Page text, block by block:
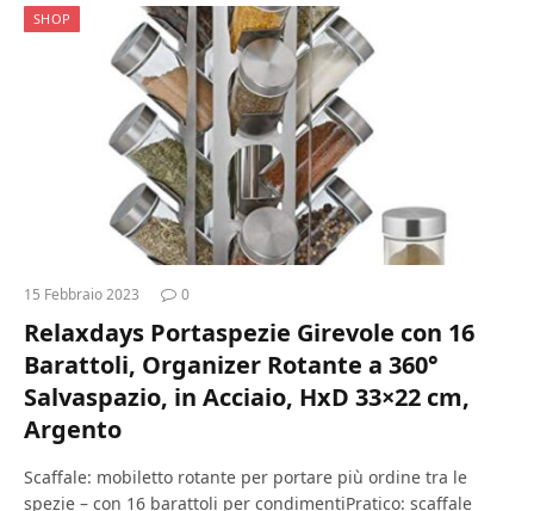
SHOP
15 Febbraio 2023 0
Relaxdays Portaspezie Girevole con 16
Barattoli, Organizer Rotante a 360°
Salvaspazio, in Acciaio, HxD 33×22 cm,
Argento
Scaffale: mobiletto rotante per portare più ordine tra le
spezie – con 16 barattoli per condimentiPratico: scaffale